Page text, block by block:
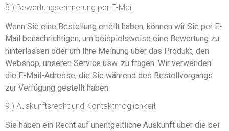
8.) Bewertungserinnerung per E-Mail
Wenn Sie eine Bestellung erteilt haben, können wir Sie per E-
Mail benachrichtigen, um beispielsweise eine Bewertung zu
hinterlassen oder um Ihre Meinung über das Produkt, den
Webshop, unseren Service usw. zu fragen. Wir verwenden
die E-Mail-Adresse, die Sie während des Bestellvorgangs
zur Verfügung gestellt haben.
9.) Auskunftsrecht und Kontaktmöglichkeit
Sie haben ein Recht auf unentgeltliche Auskunft über die bei